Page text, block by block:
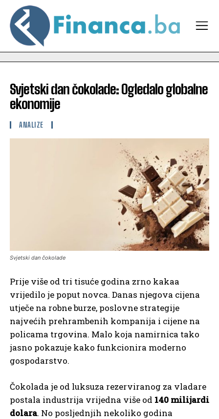
Svjetski dan čokolade: Ogledalo globalne
ekonomije
ANALIZE
Svjetski dan čokolade
Prije više od tri tisuće godina zrno kakaa
vrijedilo je poput novca. Danas njegova cijena
utječe na robne burze, poslovne strategije
najvećih prehrambenih kompanija i cijene na
policama trgovina. Malo koja namirnica tako
jasno pokazuje kako funkcionira moderno
gospodarstvo.
Čokolada je od luksuza rezerviranog za vladare
postala industrija vrijedna više od 140 milijardi
dolara. No posljednjih nekoliko godina